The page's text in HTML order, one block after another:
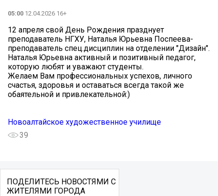
05:00 12.04.2026 16+
12 апреля свой День Рождения празднует
преподаватель НГХУ, Наталья Юрьевна Поспеева-
преподаватель спец.дисциплин на отделении "Дизайн".
Наталья Юрьевна активный и позитивный педагог,
которую любят и уважают студенты.
Желаем Вам профессиональных успехов, личного
счастья, здоровья и оставаться всегда такой же
обаятельной и привлекательной:)
Новоалтайское художественное училище
39
ПОДЕЛИТЕСЬ НОВОСТЯМИ С
ЖИТЕЛЯМИ ГОРОДА